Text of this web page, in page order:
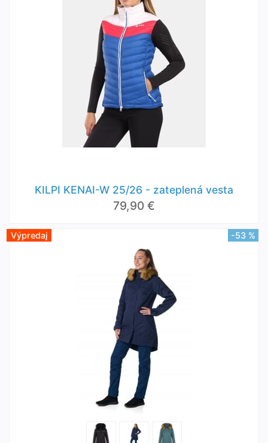
KILPI KENAI-W 25/26 - zateplená vesta
79,90 €
Výpredaj -53 %